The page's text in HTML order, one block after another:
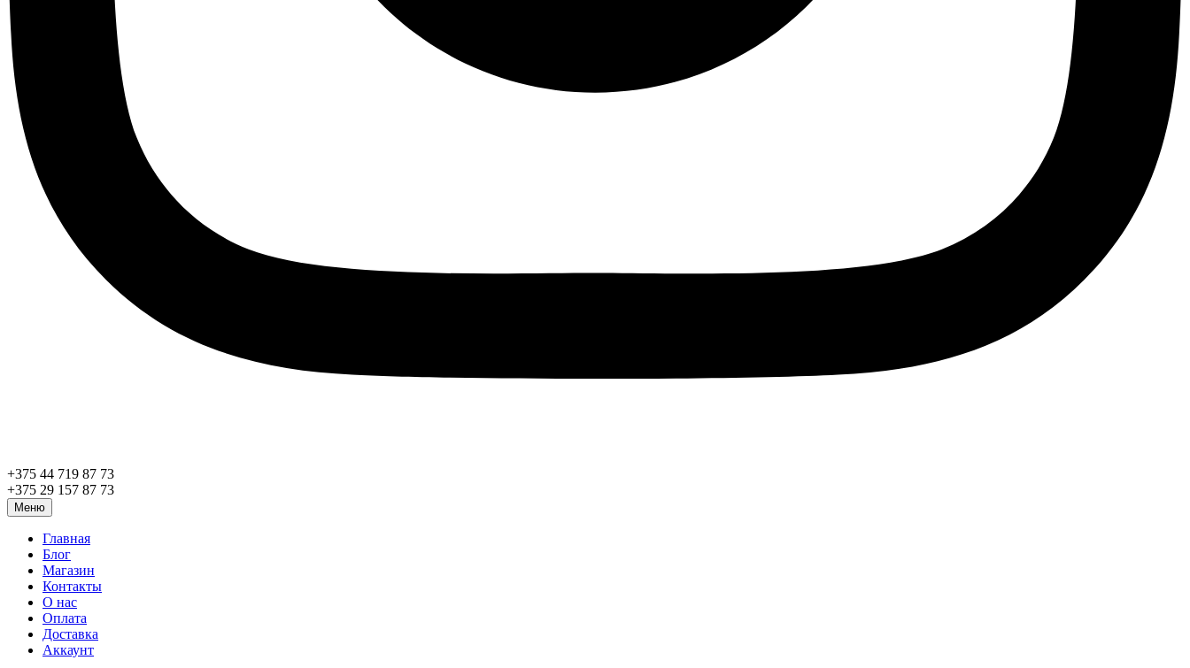
+375 44 719 87 73
+375 29 157 87 73
Меню
Главная
Блог
Магазин
Контакты
О нас
Оплата
Доставка
Аккаунт